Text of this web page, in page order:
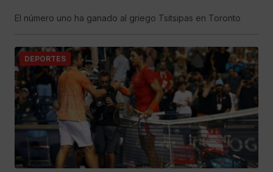
El número uno ha ganado al griego Tsitsipas en Toronto
DEPORTES